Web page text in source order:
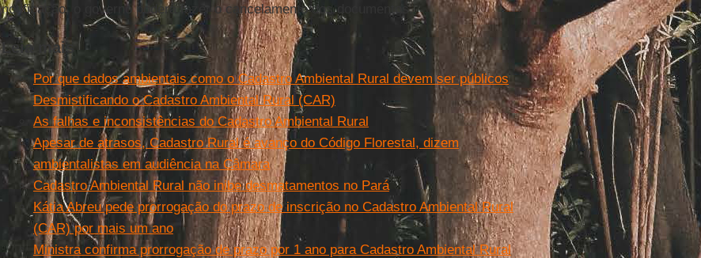
notificação, o governo poderá fazer o cancelamento dos documentos.
Leia mais
Por que dados ambientais como o Cadastro Ambiental Rural devem ser públicos
Desmistificando o Cadastro Ambiental Rural (CAR)
As falhas e inconsistências do Cadastro Ambiental Rural
Apesar de atrasos, Cadastro Rural é avanço do Código Florestal, dizem
ambientalistas em audiência na Câmara
Cadastro Ambiental Rural não inibe desmatamentos no Pará
Kátia Abreu pede prorrogação do prazo de inscrição no Cadastro Ambiental Rural
(CAR) por mais um ano
Ministra confirma prorrogação de prazo por 1 ano para Cadastro Ambiental Rural